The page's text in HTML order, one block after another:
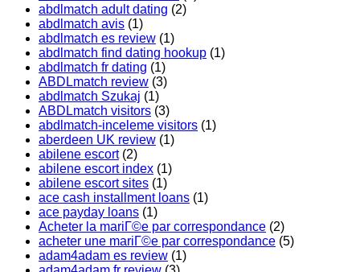
abdlmatch adult dating (2)
abdlmatch avis (1)
abdlmatch es review (1)
abdlmatch find dating hookup (1)
abdlmatch fr dating (1)
ABDLmatch review (3)
abdlmatch Szukaj (1)
ABDLmatch visitors (3)
abdlmatch-inceleme visitors (1)
aberdeen UK review (1)
abilene escort(2)
abilene escort index (1)
abilene escort sites (1)
ace cash installment loans (1)
ace payday loans (1)
Acheter la mariГ©e par correspondance (2)
acheter une mariГ©e par correspondance (5)
adam4adam es review (1)